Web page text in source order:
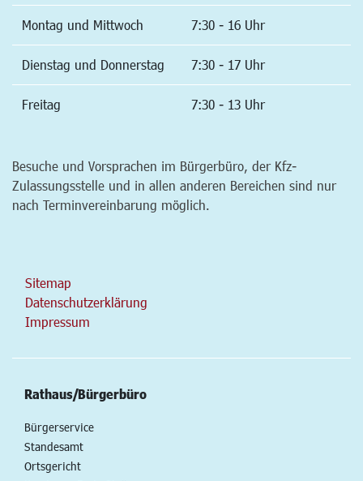
Montag und Mittwoch 7:30 - 16 Uhr
Dienstag und Donnerstag 7:30 - 17 Uhr
Freitag 7:30 - 13 Uhr
Besuche und Vorsprachen im Bürgerbüro, der Kfz-
Zulassungsstelle und in allen anderen Bereichen sind nur
nach Terminvereinbarung möglich.
Sitemap
Datenschutzerklärung
Impressum
Rathaus/Bürgerbüro
Bürgerservice
Standesamt
Ortsgericht